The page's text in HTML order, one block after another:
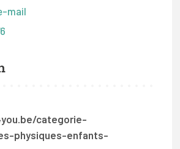
mail
categorie-
physiques-enfants-